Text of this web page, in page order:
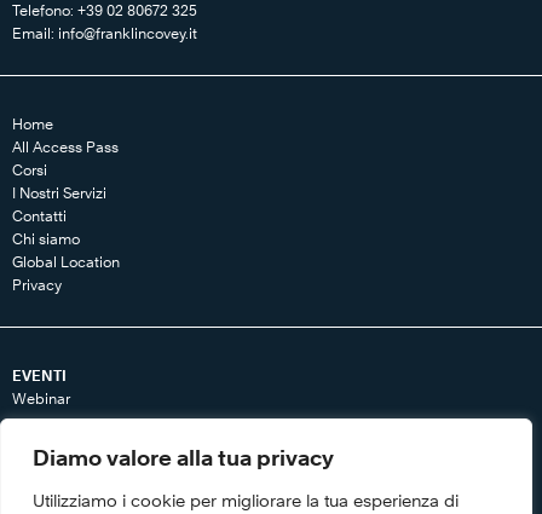
Diamo valore alla tua privacy
Utilizziamo i cookie per migliorare la tua esperienza di
Telefono: +39 02 80672 325
Email: info@franklincovey.it
Home
All Access Pass
Corsi
I Nostri Servizi
Contatti
Chi siamo
Global Location
Privacy
EVENTI
Webinar
Articoli
Tool